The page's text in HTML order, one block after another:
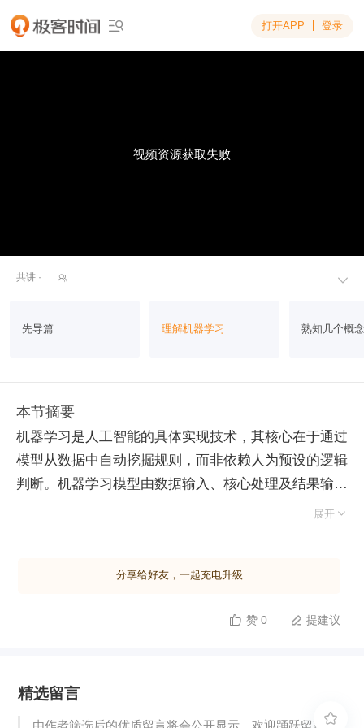
 打开APP 登录
视频资源获取失败

共讲 · 
先导篇 理解机器学习 熟知几个概念
本节摘要
机器学习是人工智能的具体实现技术，其核心在于通过
模型从数据中自动挖掘规则，而非依赖人为预设的逻辑
判断。机器学习模型由数据输入、核心处理及结果输出
三部分构成，本质上类似于数学函数，但其处理行为由
答案进行验证，是课程重点；无监督学习无参照答案，
的“样本”，“属性”则称为“特征”。面对海量数据处理需
求，硬件架构采用 CPU 与 GPU 协同模式：CPU 擅长
展开 
分享给好友，一起充电升级
 赞 0  提建议
精选留言
由作者筛选后的优质留言将会公开显示，欢迎踊跃留言。
